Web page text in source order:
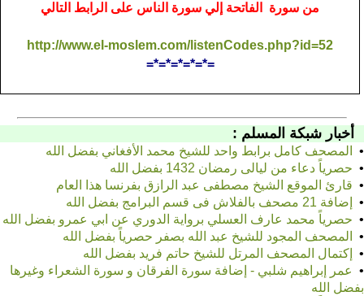
من سورة الفاتحة إلي سورة الناس على الرابط التالي
http://www.el-moslem.com/listenCodes.php?id=52
=*=*=*=*=*=
أخبار شبكة المسلم :
• المصحف كامل برابط واحد للشيخ محمد الأفغاني بفضل الله
• حصرياً دعاء من ليالى رمضان 1432 بفضل الله
• قارئ الموقع الشيخ مصطفى عبد الرازق بفرنسا هذا العام
• إضافة 21 مصحف بالفلاش فى قسم البرامج بفضل الله
• حصرياً محمد عارف العسلي برواية الدوري عن ابي عمرو بفضل الله
• المصحف المجود للشيخ عبد الله بصفر حصرياً بفضل الله
• إكتمال المصحف المرتل للشيخ حاتم فريد بفضل الله
• عمر إبراهيم شلبي - إضافة سورة الفرقان و سورة الشعراء وغيرها
بفضل الله